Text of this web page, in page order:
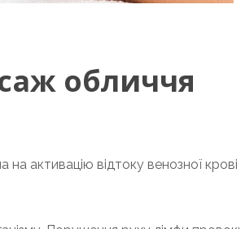
обличчя
активацію відтоку венозної крові